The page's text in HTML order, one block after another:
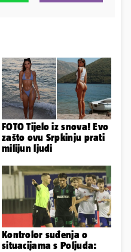
FOTO Tijelo iz snova! Evo
zašto ovu Srpkinju prati
milijun ljudi
Kontrolor suđenja o
situacijama s Poljuda: